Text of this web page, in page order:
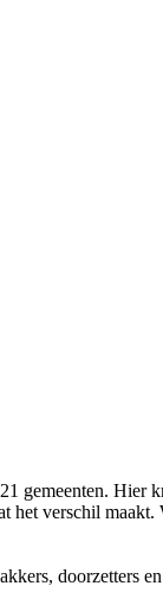
gemeenten. Hier
het verschil maakt.
doorzetters